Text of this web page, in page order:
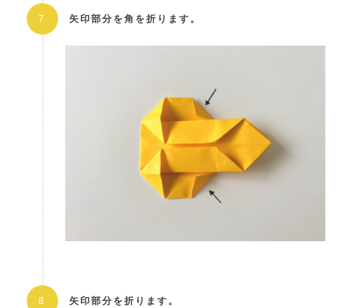
矢印部分を角を折ります。
矢印部分を折ります。